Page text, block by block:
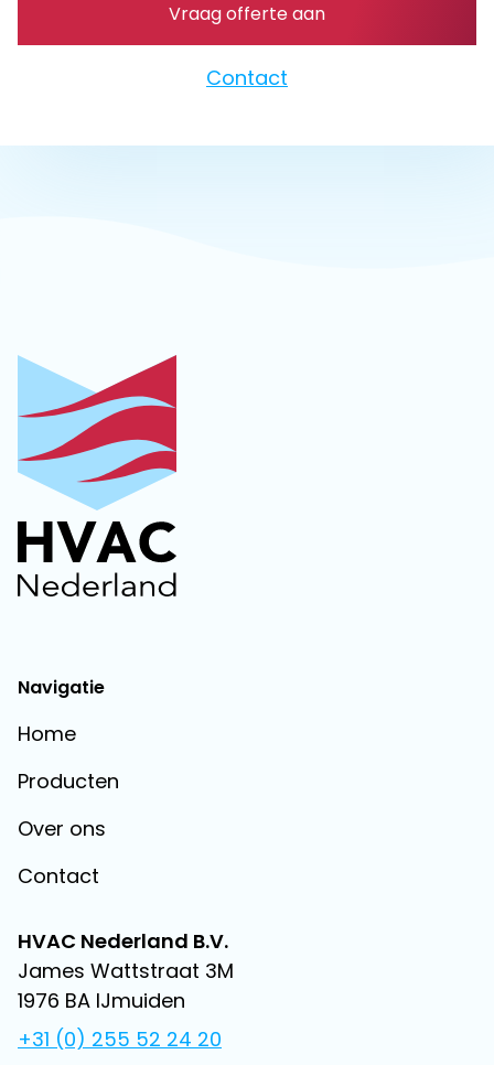
Vraag offerte aan
Contact
Navigatie
Home
Producten
Over ons
Contact
HVAC Nederland B.V.
James Wattstraat 3M
1976 BA IJmuiden
+31 (0) 255 52 24 20